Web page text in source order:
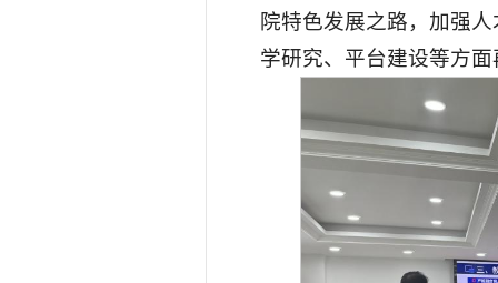
院特色发展之路，加强
学研究、平台建设等方